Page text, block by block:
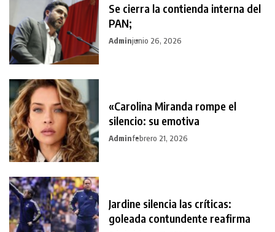
Se cierra la contienda interna del
PAN;
Adminjunio 26, 2026
«Carolina Miranda rompe el
silencio: su emotiva
Adminfebrero 21, 2026
Jardine silencia las críticas:
goleada contundente reafirma